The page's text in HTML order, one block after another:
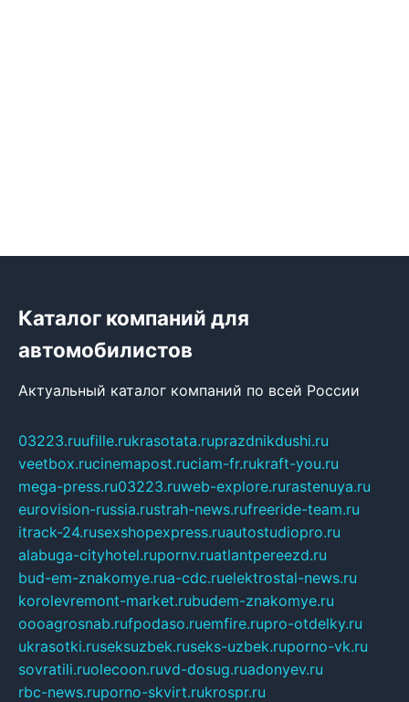
Каталог компаний для
автомобилистов
Актуальный каталог компаний по всей России
03223.ruufille.rukrasotata.ruprazdnikdushi.ru
veetbox.rucinemapost.ruciam-fr.rukraft-you.ru
mega-press.ru03223.ruweb-explore.rurastenuya.ru
eurovision-russia.rustrah-news.rufreeride-team.ru
itrack-24.rusexshopexpress.ruautostudiopro.ru
alabuga-cityhotel.rupornv.ruatlantpereezd.ru
bud-em-znakomye.rua-cdc.ruelektrostal-news.ru
korolevremont-market.rubudem-znakomye.ru
oooagrosnab.rufpodaso.ruemfire.rupro-otdelky.ru
ukrasotki.ruseksuzbek.ruseks-uzbek.ruporno-vk.ru
sovratili.ruolecoon.ruvd-dosug.ruadonyev.ru
rbc-news.ruporno-skvirt.rukrospr.ru